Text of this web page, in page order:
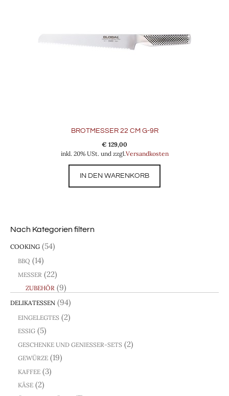
BROTMESSER 22 CM G-9R
€ 129,00
inkl. 20% USt. und zzgl.Versandkosten
IN DEN WARENKORB
Nach Kategorien filtern
COOKING (54)
BBQ (14)
MESSER (22)
ZUBEHÖR (9)
DELIKATESSEN (94)
EINGELEGTES (2)
ESSIG (5)
GESCHENKE UND GENIESSER-SETS (2)
GEWÜRZE (19)
KAFFEE (3)
KÄSE (2)